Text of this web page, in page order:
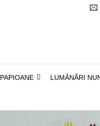
PAPIOANE LUMÂNĂRI